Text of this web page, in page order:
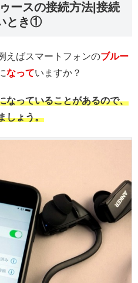
ースの接続方法|接続
とき①
えばスマートフォンのブルー
なっていますか？
なっていることがあるので、
しょう。